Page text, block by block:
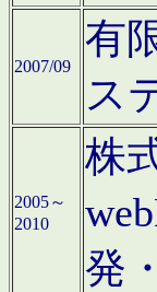
2007/09
有
ス
2005～
2010
株
発